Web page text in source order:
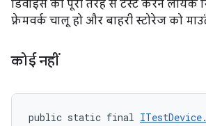
डिवाइस को पूरी तरह से टेस्ट करने लायक
फ़्रेमवर्क चालू हो और बाहरी स्टोरेज को
कोई नहीं
public static final